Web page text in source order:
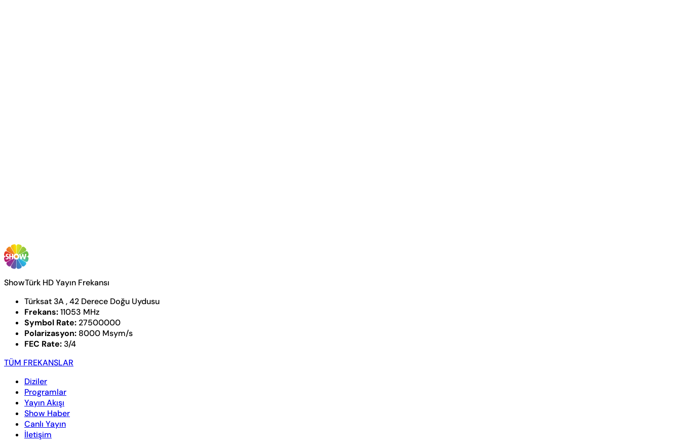
ShowTürk HD Yayın Frekansı
Türksat 3A , 42 Derece Doğu Uydusu
Frekans:11053 MHz
Symbol Rate: 27500000
Polarizasyon: 8000 Msym/s
FEC Rate: 3/4
TÜM FREKANSLAR
Diziler
Programlar
Yayın Akışı
Show Haber
Canlı Yayın
İletişim